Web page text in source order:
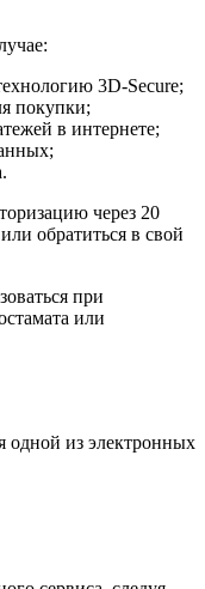
3D-Secure;
покупки;
в интернете;
через 20
обратиться в свой
при
или
одной из электронных